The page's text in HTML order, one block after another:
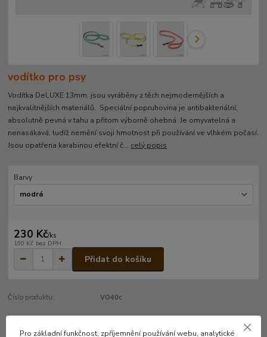
vodítko pro psy
Vodítka DeLUXE 13mm: jsou vyráběny z těch nejmodernějších a
nejkvalitnějších materiálů. Speciální popruhovina je antibakteriální,
absolutně pevná v tahu a přitom výborně ohebná. Je omyvatelná a
nenasákavá, tudíž nemění svoji hmotnost při používání ve vlhkém počasí.
Jsou opatřena karabinou efektní č... celý popis
Barvy
230 Kč/ks
190 Kč bez DPH
Přidat do košíku
Číslo produktu: VO40c
Pro základní funkčnost, zpříjemnění používání webu, analytické